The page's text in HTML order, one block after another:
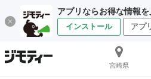
アプリならお得な情報を
インストール アプ
宮崎県